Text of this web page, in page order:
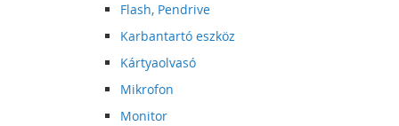
Flash, Pendrive
Karbantartó eszköz
Kártyaolvasó
Mikrofon
Monitor